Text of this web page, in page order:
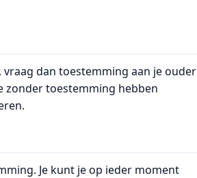
vraag dan toestemming aan je ouder
zonder toestemming hebben
Je kunt je op ieder moment